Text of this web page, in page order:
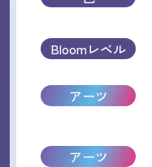
Bloomレベル
アーツ
アーツ